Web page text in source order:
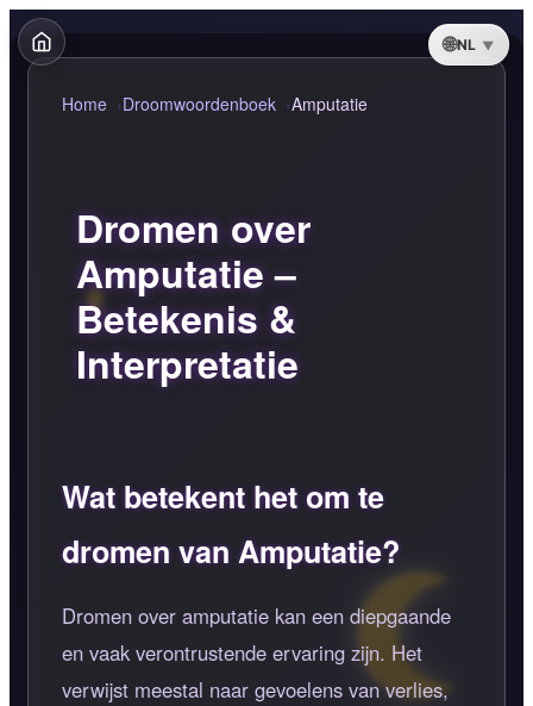
NL
Home Droomwoordenboek Amputatie
Dromen over
Amputatie –
Betekenis &
Interpretatie
Wat betekent het om te
dromen van Amputatie?
Dromen over amputatie kan een diepgaande
en vaak verontrustende ervaring zijn. Het
verwijst meestal naar gevoelens van verlies,